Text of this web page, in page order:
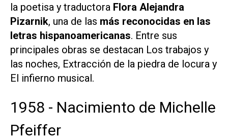
la poetisa y traductora Flora Alejandra
Pizarnik, una de las más reconocidas en las
letras hispanoamericanas. Entre sus
principales obras se destacan Los trabajos y
las noches, Extracción de la piedra de locura y
El infierno musical.
1958 - Nacimiento de Michelle
Pfeiffer